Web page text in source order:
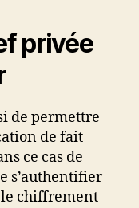
privée
de permettre
de fait
ce cas de
s’authentifier
le chiffrement